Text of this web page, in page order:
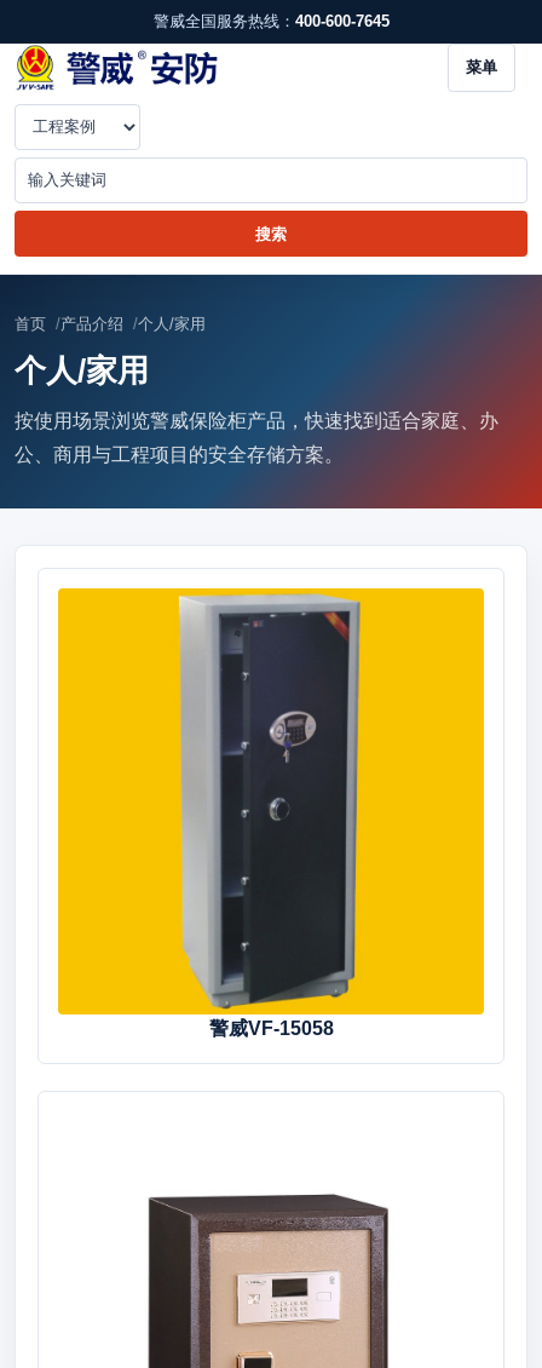
警威全国服务热线： 400-600-7645
菜单
首页 产品介绍 个人/家用
个人/家用
按使用场景浏览警威保险柜产品，快速找到适合家庭、办
公、商用与工程项目的安全存储方案。
警威VF-15058